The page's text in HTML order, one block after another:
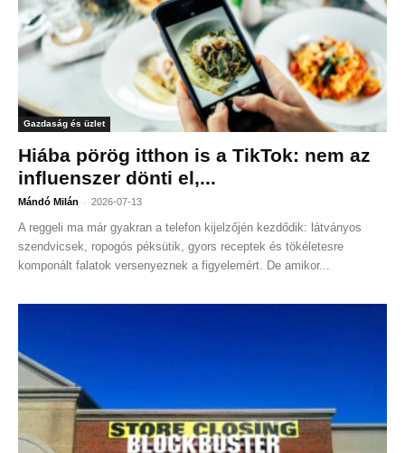
Gazdaság és üzlet
Hiába pörög itthon is a TikTok: nem az
influenszer dönti el,...
Mándó Milán - 2026-07-13
A reggeli ma már gyakran a telefon kijelzőjén kezdődik: látványos
szendvicsek, ropogós péksütik, gyors receptek és tökéletesre
komponált falatok versenyeznek a figyelemért. De amikor...